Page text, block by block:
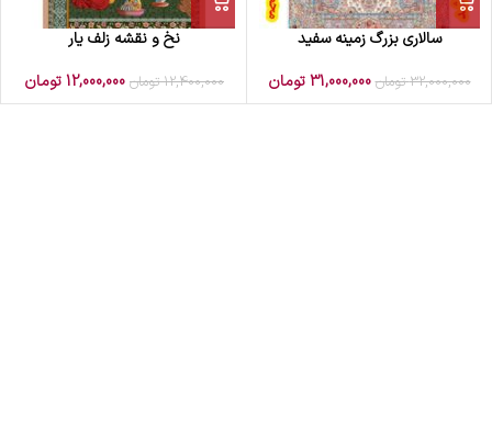
سالاری بزرگ زمینه سفید
32,000,000 تومان 31,000,000 تومان
نخ و نقشه زلف یار
12,400,000 تومان 12,000,000تومان